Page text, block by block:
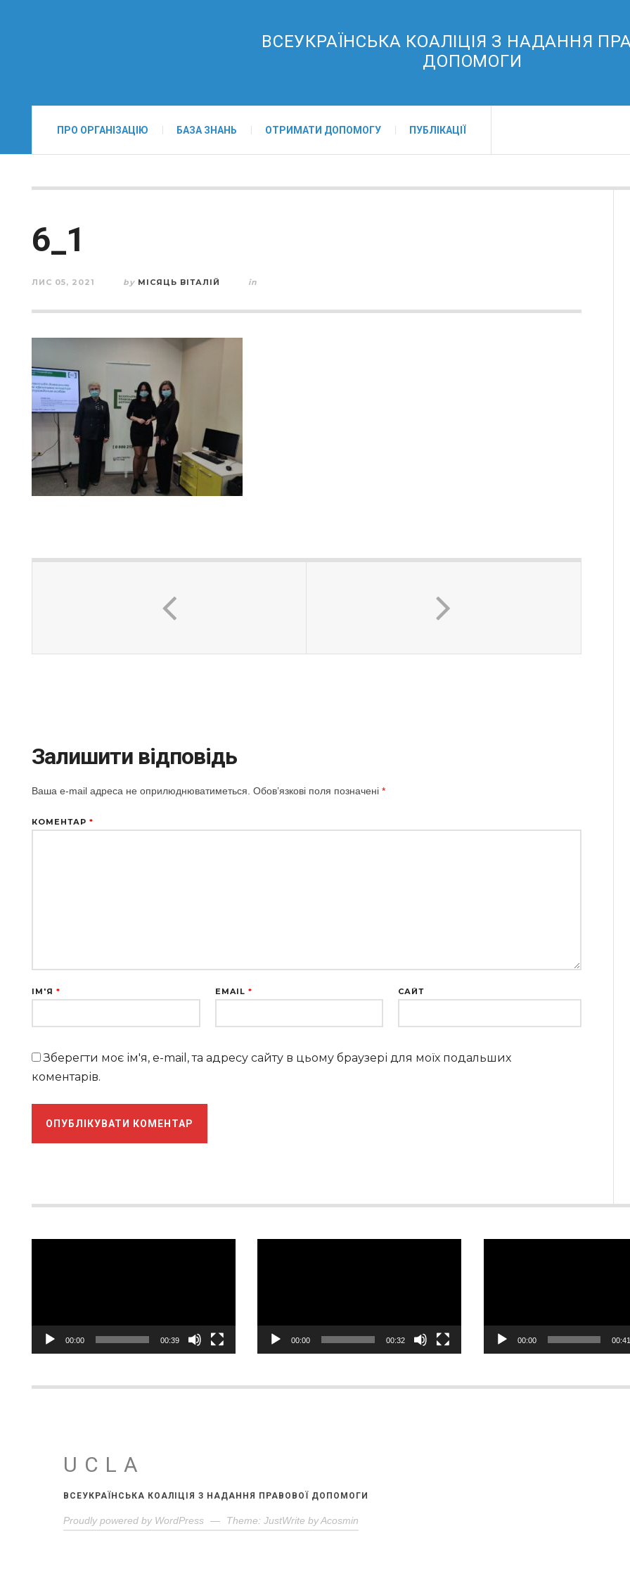
ВСЕУКРАЇНСЬКА КОАЛІЦІЯ З НАДАННЯ
ДОПОМОГИ
ПРО ОРГАНІЗАЦІЮ БАЗА ЗНАНЬ ОТРИМАТИ ДОПОМОГУ ПУБЛІКАЦІЇ
6_1
ЛИС 05, 2021 by МІСЯЦЬ ВІТАЛІЙ in
Залишити відповідь
Ваша e-mail адреса не оприлюднюватиметься. Обов’язкові поля позначені *
КОМЕНТАР *
ІМ'Я * EMAIL * САЙТ
Зберегти моє ім'я, e-mail, та адресу сайту в цьому браузері для моїх подальших
коментарів.
00:00 00:39 00:00 00:32 00:00 00:41
UCLA
ВСЕУКРАЇНСЬКА КОАЛІЦІЯ З НАДАННЯ ПРАВОВОЇ ДОПОМОГИ
Proudly powered by WordPress — Theme: JustWrite byAcosmin